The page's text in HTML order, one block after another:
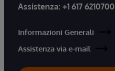
Assistenza: +1 617 6210700
Informazioni Generali
Assistenza via e-mail